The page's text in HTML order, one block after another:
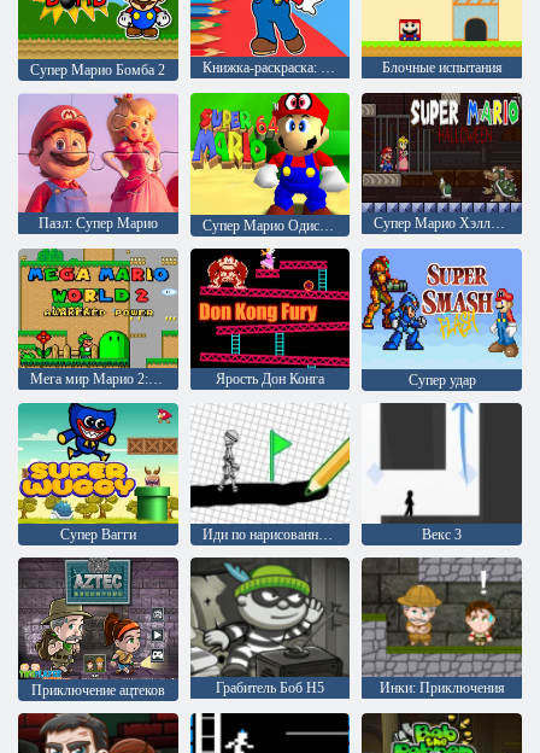
Супер Марио Бомба 2 Книжка-раскраска: Марио Счастливое катание на скейтборде Блочные испытания
Пазл: Супер Марио Супер Марио Одиссея 64 Супер Марио Хэллоуин
Мега мир Марио 2: Пробужденная сила Ярость Дон Конга Супер удар
Супер Вагги Иди по нарисованному Векс 3
Приключение ацтеков Грабитель Боб H5 Инки: Приключения